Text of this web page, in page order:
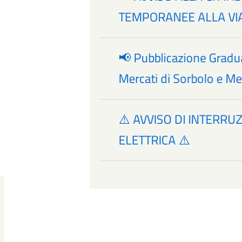
TEMPORANEE ALLA
📢 Pubblicazione
Mercati di Sorbolo e
⚠️ AVVISO DI
ELETTRICA ⚠️